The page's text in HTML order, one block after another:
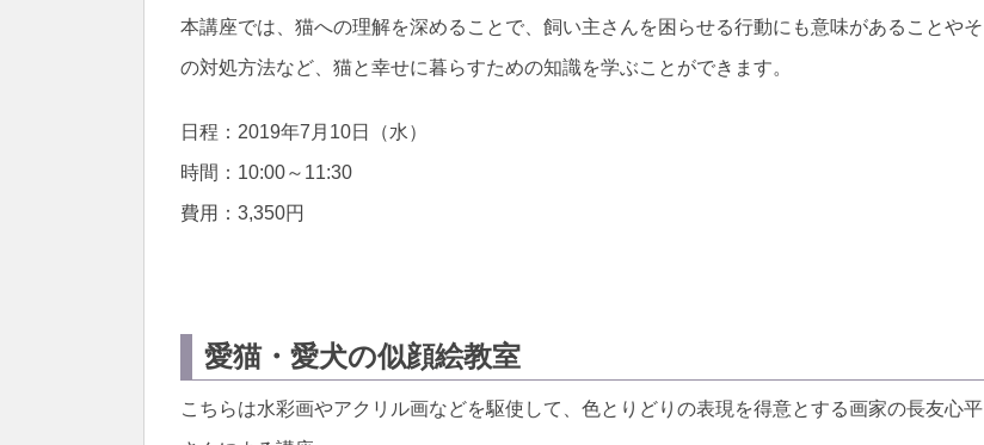
本講座では、猫への理解を深めることで、飼い主さんを困らせる行動にも意味があることやそ
の対処方法など、猫と幸せに暮らすための知識を学ぶことができます。
日程：2019年7月10日（水）
時間：10:00～11:30
費用：3,350円
愛猫・愛犬の似顔絵教室
こちらは水彩画やアクリル画などを駆使して、色とりどりの表現を得意とする画家の長友心平